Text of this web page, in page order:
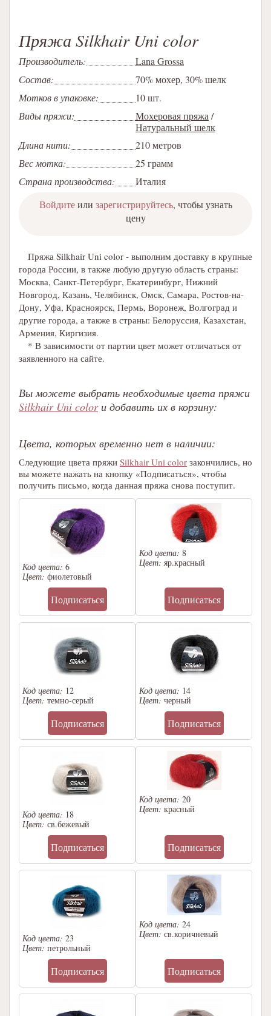
Пряжа Silkhair Uni color
Производитель:
Lana Grossa
Состав:
70% мохер, 30% шелк
Мотков в упаковке:
10 шт.
Виды пряжи:
Мохеровая пряжа /
Натуральный шелк
Длина нити:
210 метров
Вес мотка:
25 грамм
Страна производства:
Италия
Войдитеили зарегистрируйтесь, чтобы узнать
цену
Пряжа Silkhair Uni color - выполним доставку в крупные
города России, в также любую другую область страны:
Москва, Санкт-Петербург, Екатеринбург, Нижний
Новгород, Казань, Челябинск, Омск, Самара, Ростов-на-
Дону, Уфа, Красноярск, Пермь, Воронеж, Волгоград и
другие города, а также в страны: Белоруссия, Казахстан,
Армения, Киргизия.
* В зависимости от партии цвет может отличаться от
заявленного на сайте.
Вы можете выбрать необходимые цвета пряжи
Silkhair Uni colorи добавить их в корзину:
Цвета, которых временно нет в наличии:
Следующие цвета пряжи Silkhair Uni color закончились, но
вы можете нажать на кнопку «Подписаться», чтобы
получить письмо, когда данная пряжа снова поступит.
Код цвета: 6
Цвет: фиолетовый
Подписаться
Код цвета: 8
Цвет: яр.красный
Подписаться
Код цвета: 12
Цвет: темно-серый
Подписаться
Код цвета: 14
Цвет: черный
Подписаться
Код цвета: 18
Цвет: св.бежевый
Подписаться
Код цвета: 20
Цвет: красный
Подписаться
Код цвета: 23
Цвет: петрольный
Подписаться
Код цвета: 24
Цвет: св.коричневый
Подписаться